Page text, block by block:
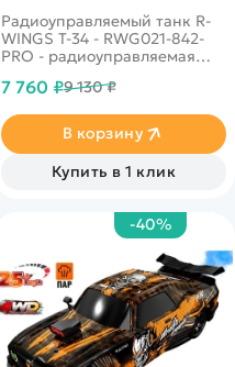
Радиоуправляемый танк R-
WINGS T-34 - RWG021-842-
PRO - радиоуправляемая
пневматической пушкой.
перед выстрелом и разряда
аккумулятора.
Высокодетализированный
кузов с навесным
легендарный советский
основной боевой танк.
Лидер среди своих аналогов
по основным боевым
свойствам - мобильности,
огневой мощи и
надежности.
7 760 ₽9 130 ₽
В корзину
Купить в 1 клик
-40%